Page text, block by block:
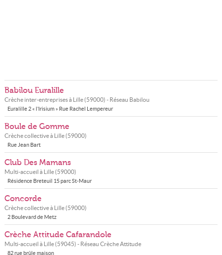
Babilou Euralille
Crèche inter-entreprises à Lille(59000) - Réseau Babilou
Euralille 2 « l’Irisium » Rue Rachel Lempereur
Boule de Gomme
Crèche collective à Lille(59000)
Rue Jean Bart
Club Des Mamans
Multi-accueil à Lille(59000)
Résidence Breteuil 15 parc St-Maur
Concorde
Crèche collective à Lille(59000)
2 Boulevard de Metz
Crèche Attitude Cafarandole
Multi-accueil à Lille(59045) - Réseau Crèche Attitude
82 rue brûle maison